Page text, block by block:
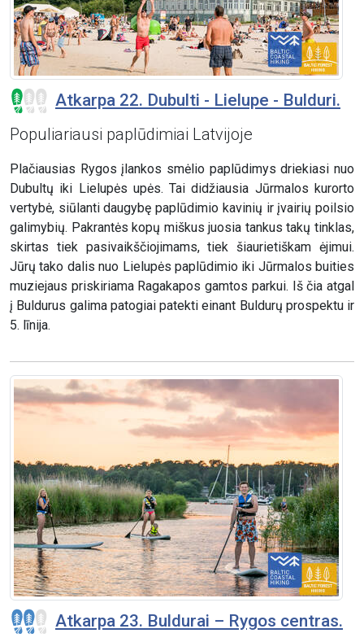
Atkarpa 22. Dubulti - Lielupe - Bulduri.
Populiariausi paplūdimiai Latvijoje
Plačiausias Rygos įlankos smėlio paplūdimys driekiasi nuo
Dubultų iki Lielupės upės. Tai didžiausia Jūrmalos kurorto
vertybė, siūlanti daugybę paplūdimio kavinių ir įvairių poilsio
galimybių. Pakrantės kopų miškus juosia tankus takų tinklas,
skirtas tiek pasivaikščiojimams, tiek šiaurietiškam ėjimui.
Jūrų tako dalis nuo Lielupės paplūdimio iki Jūrmalos buities
muziejaus priskiriama Ragakapos gamtos parkui. Iš čia atgal
į Buldurus galima patogiai patekti einant Buldurų prospektu ir
5. līnija.
Atkarpa 23. Buldurai – Rygos centras.